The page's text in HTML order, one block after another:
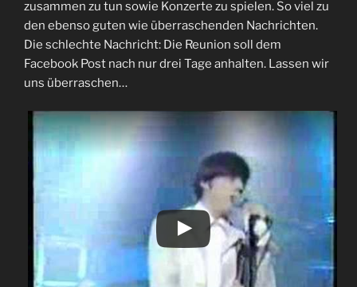
zusammen zu tun sowie Konzerte zu spielen. So viel zu
den ebenso guten wie überraschenden Nachrichten.
Die schlechte Nachricht: Die Reunion soll dem
Facebook Post nach nur drei Tage anhalten. Lassen wir
uns überraschen…